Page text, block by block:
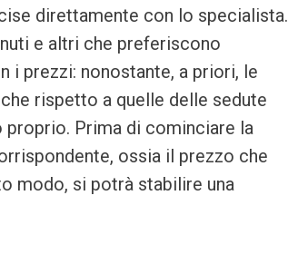
direttamente con lo specialista.
e altri che preferiscono
i prezzi: nonostante, a priori, le
rispetto a quelle delle sedute
Prima di cominciare la
ossia il prezzo che
modo, si potrà stabilire una